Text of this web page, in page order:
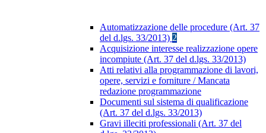
Automatizzazione delle procedure (Art. 37
del d.lgs. 33/2013) 2
Acquisizione interesse realizzazione opere
incompiute (Art. 37 del d.lgs. 33/2013)
Atti relativi alla programmazione di lavori,
opere, servizi e forniture / Mancata
redazione programmazione
Documenti sul sistema di qualificazione
(Art. 37 del d.lgs. 33/2013)
Gravi illeciti professionali (Art. 37 del